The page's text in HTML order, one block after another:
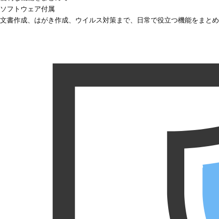
ソフトウェア付属
文書作成、はがき作成、ウイルス対策まで、日常で役立つ機能をまと